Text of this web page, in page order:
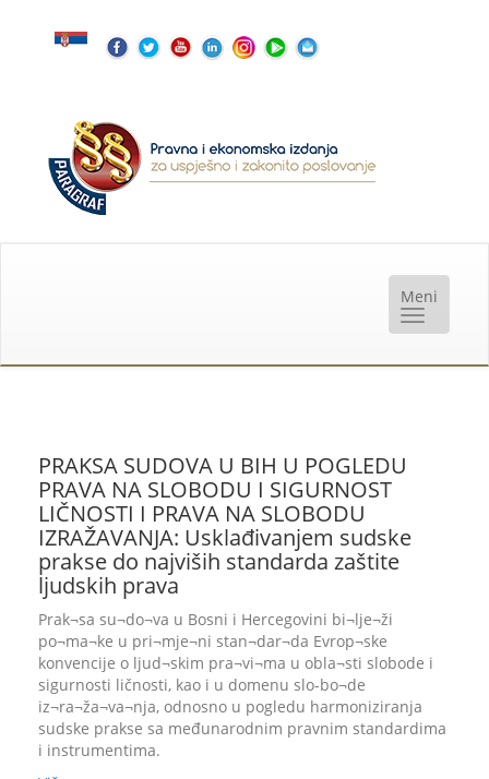
PRAKSA SUDOVA U BIH U POGLEDU
PRAVA NA SLOBODU I SIGURNOST
LIČNOSTI I PRAVA NA SLOBODU
IZRAŽAVANJA: Usklađivanjem sudske
prakse do najviših standarda zaštite
ljudskih prava
Prak¬sa su¬do¬va u Bosni i Hercegovini bi¬lje¬ži
po¬ma¬ke u pri¬mje¬ni stan¬dar¬da Evrop¬ske
konvencije o ljud¬skim pra¬vi¬ma u obla¬sti slobode i
sigurnosti ličnosti, kao i u domenu slo-bo¬de
iz¬ra¬ža¬va¬nja, odnosno u pogledu harmoniziranja
sudske prakse sa međunarodnim pravnim standardima
i instrumentima.